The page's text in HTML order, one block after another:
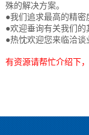
殊的解决方案。
●我们追求最高的精密
●欢迎垂询有关我们的
●热忱欢迎您来临洽谈
有资源请帮忙介绍下